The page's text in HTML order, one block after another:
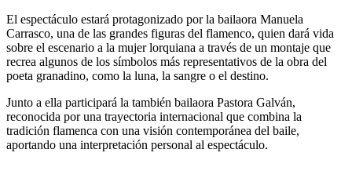
El espectáculo estará protagonizado por la bailaora Manuela
Carrasco, una de las grandes figuras del flamenco, quien dará vida
sobre el escenario a la mujer lorquiana a través de un montaje que
recrea algunos de los símbolos más representativos de la obra del
poeta granadino, como la luna, la sangre o el destino.
Junto a ella participará la también bailaora Pastora Galván,
reconocida por una trayectoria internacional que combina la
tradición flamenca con una visión contemporánea del baile,
aportando una interpretación personal al espectáculo.